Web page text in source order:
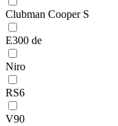
Clubman Cooper S
E300 de
Niro
RS6
V90